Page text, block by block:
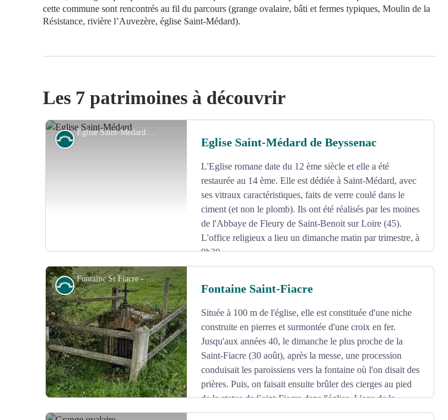
cette commune sont rencontrés au fil du parcours (grange ovalaire, bâti et fermes typiques, Moulin de la
Résistance, rivière l’Auvezère, église Saint-Médard).
Les 7 patrimoines à découvrir
Eglise Saint-Médard - © F.Comby
Voir l'image en plein écran
Petit patrimoine Eglise Saint-Médard de Beyssenac
L'Eglise romane date du 12 ème siècle et elle a été
restaurée au 14 ème. Elle est dédiée à Saint-Médard, avec
ses vitraux caractéristiques, faits de verre coulé dans le
ciment (et non le plomb). Ils ont été réalisés par les moines
de l'Abbaye de Fleury de Saint-Benoit sur Loire (45).
L'office religieux a lieu un dimanche matin par trimestre, à
9h30.
Fontaine St Fiacre - © Mairie Beyssenac
Petit patrimoine Fontaine Saint-Fiacre
Située à 100 m de l'église, elle est constituée d'une niche
construite en pierres et surmontée d'une croix en fer.
Jusqu'aux années 40, le dimanche le plus proche de la
Saint-Fiacre (30 août), après la messe, une procession
conduisait les paroissiens vers la fontaine où l'on disait des
prières. Puis, on faisait ensuite brûler des cierges au pied
de la statue de Saint-Fiacre dans l'église. L'eau de la
fontaine possède les vertus de traiter les convulsions des enfants et les troubles de l'appareil